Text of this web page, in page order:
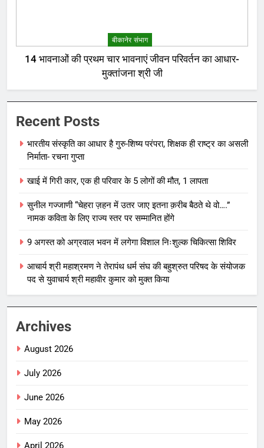
बीकानेर संभाग
14 भावनाओं की प्रथम चार भावनाएं जीवन परिवर्तन का आधार-
मुक्तांजना श्री जी
Recent Posts
भारतीय संस्कृति का आधार है गुरु-शिष्य परंपरा, शिक्षक ही राष्ट्र का असली
निर्माता- रचना गुप्ता
खाई में गिरी कार, एक ही परिवार के 5 लोगों की मौत, 1 लापता
सुनील गज्जाणी “चेहरा ज़हन में उतर जाए इतना क़रीब बैठते थे वो….”
नामक कविता के लिए राज्य स्तर पर सम्मानित होंगे
9 अगस्त को अग्रवाल भवन में लगेगा विशाल निःशुल्क चिकित्सा शिविर
आचार्य श्री महाश्रमण ने तेरापंथ धर्म संघ की बहुश्रुत परिषद के संयोजक
पद से युवाचार्य श्री महावीर कुमार को मुक्त किया
Archives
August 2026
July 2026
June 2026
May 2026
April 2026